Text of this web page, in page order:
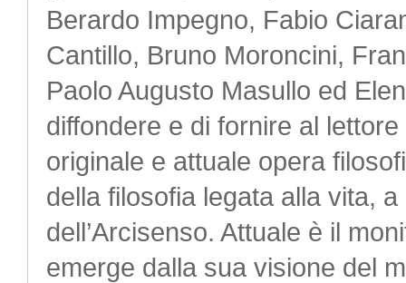
Berardo Impegno, Fabio
Cantillo, Bruno Moroncini,
Paolo Augusto Masullo ed
diffondere e di fornire al
originale e attuale opera
della filosofia legata alla vita,
dell’Arcisenso. Attuale è il
emerge dalla sua visione del